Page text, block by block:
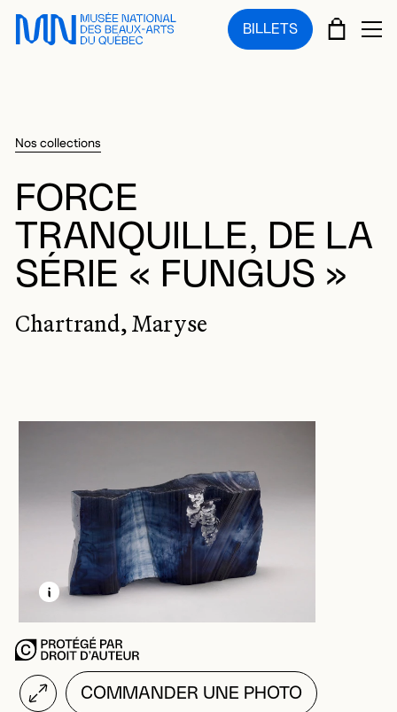
Sauter au menu principal
Sauter au contenu principal
Sauter au pied de page
BILLETS PANIER
Nos collections
FORCE
TRANQUILLE, DE LA
SÉRIE « FUNGUS »
Chartrand, Maryse
EN SAVOIR PLUS SUR CETTE IMAGE
OUVRIR LA MODALE
COMMANDER UNE PHOTO